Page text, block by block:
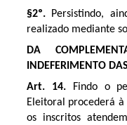
§2º.Persistindo,
realizado mediante
DA
INDEFERIMENTO
Art. 14.
Findo o
Eleitoral procederá à
os inscritos